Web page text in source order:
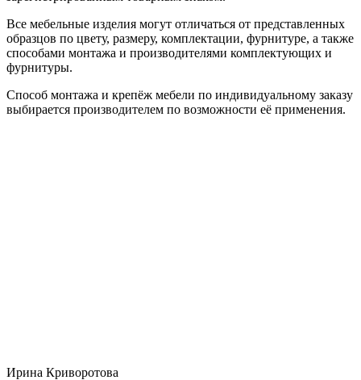
Все мебельные изделия могут отличаться от представленных
образцов по цвету, размеру, комплектации, фурнитуре, а также
способами монтажа и производителями комплектующих и
фурнитуры.
Способ монтажа и крепёж мебели по индивидуальному заказу
выбирается производителем по возможности её применения.
Ирина Криворотова